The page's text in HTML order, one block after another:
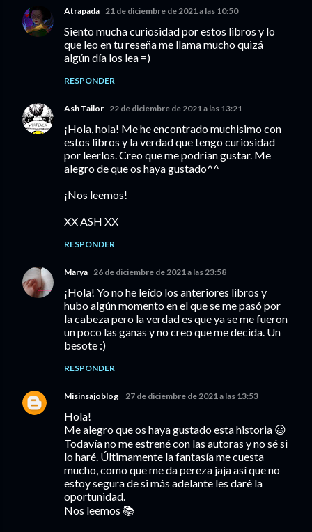
Atrapada 21 de diciembre de 2021 a las 10:50
Siento mucha curiosidad por estos libros y lo
que leo en tu reseña me llama mucho quizá
algún día los lea =)
RESPONDER
Ash Tailor 22 de diciembre de 2021 a las 13:21
¡Hola, hola! Me he encontrado muchisimo con
estos libros y la verdad que tengo curiosidad
por leerlos. Creo que me podrían gustar. Me
alegro de que os haya gustado^^
¡Nos leemos!
XX ASH XX
RESPONDER
Marya 26 de diciembre de 2021 a las 23:58
¡Hola! Yo no he leído los anteriores libros y
hubo algún momento en el que se me pasó por
la cabeza pero la verdad es que ya se me fueron
un poco las ganas y no creo que me decida. Un
besote :)
RESPONDER
Misinsajoblog 27 de diciembre de 2021 a las 13:53
Hola!
Me alegro que os haya gustado esta historia 😃
Todavía no me estrené con las autoras y no sé si
lo haré. Últimamente la fantasía me cuesta
mucho, como que me da pereza jaja así que no
estoy segura de si más adelante les daré la
oportunidad.
Nos leemos 📚